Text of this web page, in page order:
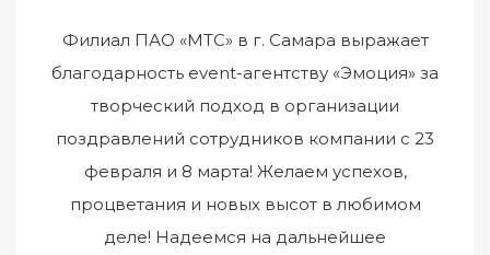
Филиал ПАО «МТС» в г. Самара выражает
благодарность event-агентству «Эмоция» за
творческий подход в организации
поздравлений сотрудников компании с 23
февраля и 8 марта! Желаем успехов,
процветания и новых высот в любимом
деле! Надеемся на дальнейшее